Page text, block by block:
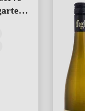
-